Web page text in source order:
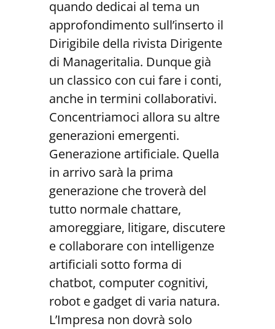
quando dedicai al tema un
approfondimento sull’inserto il
Dirigibile della rivista Dirigente
di Manageritalia. Dunque già
un classico con cui fare i conti,
anche in termini collaborativi.
Concentriamoci allora su altre
generazioni emergenti.
Generazione artificiale. Quella
in arrivo sarà la prima
generazione che troverà del
tutto normale chattare,
amoreggiare, litigare, discutere
e collaborare con intelligenze
artificiali sotto forma di
chatbot, computer cognitivi,
robot e gadget di varia natura.
L’Impresa non dovrà solo